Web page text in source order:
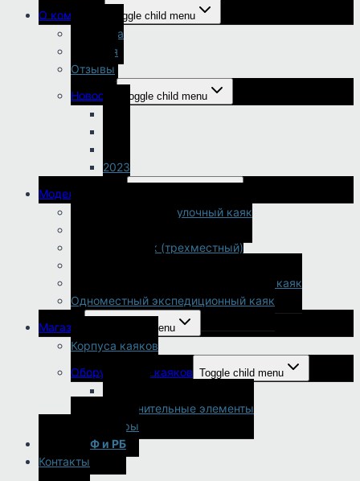
О компании
Toggle child menu
Доставка
История
Отзывы
Новости
Toggle child menu
2023
Модельный ряд
Одноместный прогулочный каяк
Семейный каяк (трехместный)
Универсальный двух / одноместный каяк
Одноместный экспедиционный каяк
Магазин
Toggle child menu
Корпуса каяков
Оборудование каяков Toggle child menu
Дополнительные элементы
Аксессуары
Аренда РФ и РБ
Контакты